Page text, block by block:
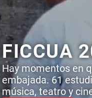
FICCUA
Hay momentos en
embajada. 61
música, teatro y